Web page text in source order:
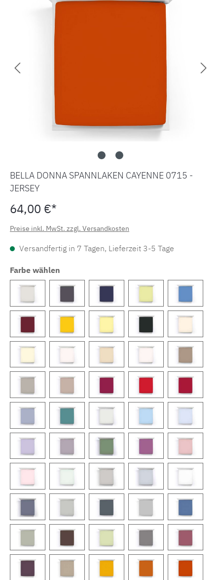
BELLA DONNA SPANNLAKEN CAYENNE 0715 -
JERSEY
64,00 €*
Preise inkl. MwSt. zzgl. Versandkosten
Versandfertig in 7 Tagen, Lieferzeit 3-5 Tage
Farbe wählen